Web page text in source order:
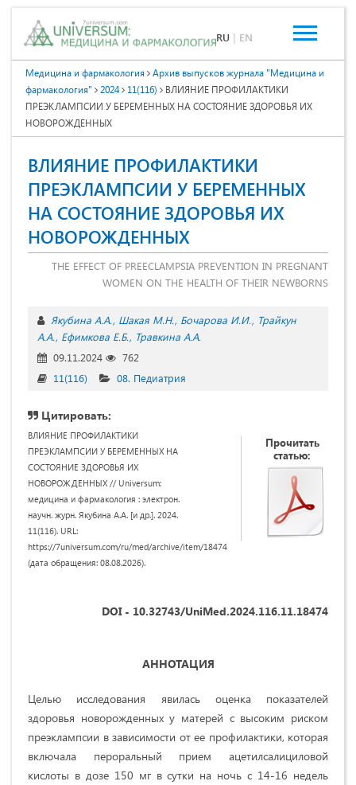
RU | EN
Медицина и фармакология
Архив выпусков журнала "Медицина и
фармакология"
2024 11(116)
ВЛИЯНИЕ ПРОФИЛАКТИКИ
ПРЕЭКЛАМПСИИ У БЕРЕМЕННЫХ НА СОСТОЯНИЕ ЗДОРОВЬЯ ИХ
НОВОРОЖДЕННЫХ
ВЛИЯНИЕ ПРОФИЛАКТИКИ
ПРЕЭКЛАМПСИИ У БЕРЕМЕННЫХ
НА СОСТОЯНИЕ ЗДОРОВЬЯ ИХ
НОВОРОЖДЕННЫХ
THE EFFECT OF PREECLAMPSIA PREVENTION IN PREGNANT
WOMEN ON THE HEALTH OF THEIR NEWBORNS
Якубина А.А. Шакая М.Н. Бочарова И.И.
Трайкун
А.А. Ефимкова Е.Б.
Травкина А.А.
09.11.2024
762
11(116)
08. Педиатрия
Цитировать:
ВЛИЯНИЕ ПРОФИЛАКТИКИ
ПРЕЭКЛАМПСИИ У БЕРЕМЕННЫХ НА
СОСТОЯНИЕ ЗДОРОВЬЯ ИХ
НОВОРОЖДЕННЫХ // Universum:
медицина и фармакология : электрон.
научн. журн. Якубина А.А. [и др.]. 2024.
11(116). URL:
https://7universum.com/ru/med/archive/item/18474
(дата обращения: 08.08.2026).
Прочитать
статью:
DOI - 10.32743/UniMed.2024.116.11.18474
АННОТАЦИЯ
Целью исследования явилась
оценка показателей
здоровья новорожденных у матерей с высоким риском
преэклампсии в зависимости от ее профилактики, которая
включала пероральный прием ацетилсалициловой
кислоты в дозе 150 мг в сутки на ночь с 14-16 недель